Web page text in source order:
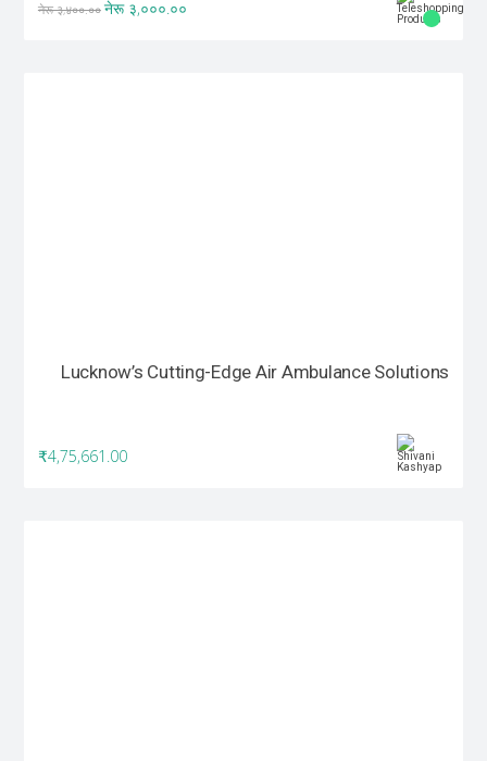
नेरू ३,४००.०० नेरू ३,०००.००
Lucknow’s Cutting-Edge Air Ambulance Solutions
₹4,75,661.00